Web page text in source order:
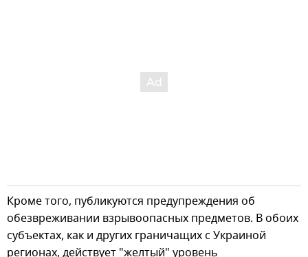
Кроме того, публикуются предупреждения об
обезвреживании взрывоопасных предметов. В обоих
субъектах, как и других граничащих с Украиной
регионах, действует "желтый" уровень